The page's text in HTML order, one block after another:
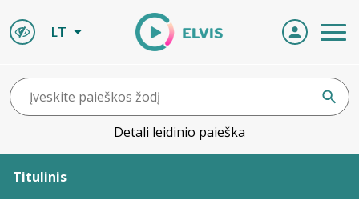
LT
Detali leidinio paieška
Titulinis